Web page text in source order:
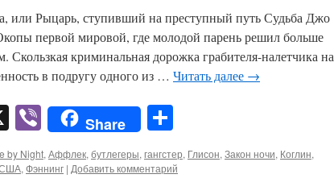
или Рыцарь, ступивший на преступный путь Судьба Джо
первой мировой, где молодой парень решил больше
Скользкая криминальная дорожка грабителя-налетчика на
в подругу одного из … Читать далее →
X ViberShare
by Night, Аффлек, бутлегеры, гангстер, Глисон, Закон ночи, Коглин,
, Фэннинг | Добавить комментарий